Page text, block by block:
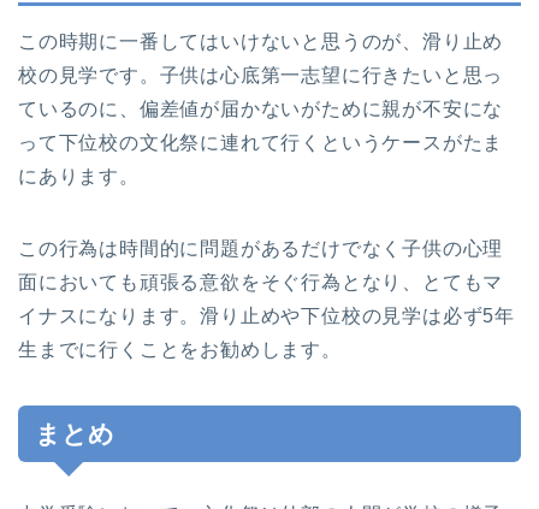
この時期に一番してはいけないと思うのが、滑り止め
校の見学です。子供は心底第一志望に行きたいと思っ
ているのに、偏差値が届かないがために親が不安にな
って下位校の文化祭に連れて行くというケースがたま
にあります。
この行為は時間的に問題があるだけでなく子供の心理
面においても頑張る意欲をそぐ行為となり、とてもマ
イナスになります。滑り止めや下位校の見学は必ず5年
生までに行くことをお勧めします。
まとめ